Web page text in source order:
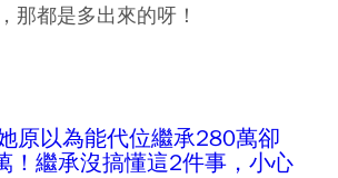
那都是多出來的呀！
原以為能代位繼承280萬卻
！繼承沒搞懂這2件事，小心